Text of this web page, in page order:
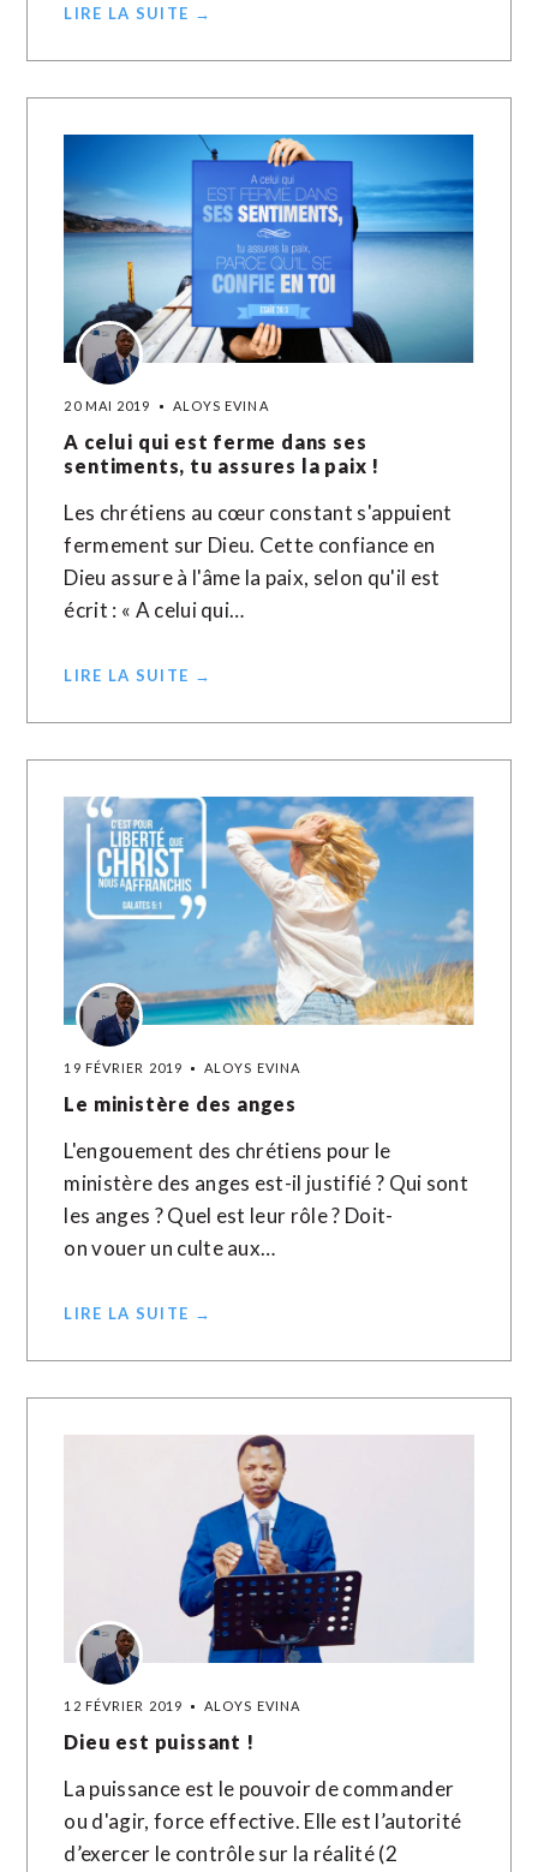
LIRE LA SUITE →
20 MAI 2019 ALOYS EVINA
A celui qui est ferme dans ses
sentiments, tu assures la paix !
Les chrétiens au cœur constant s'appuient
fermement sur Dieu. Cette confiance en
Dieu assure à l'âme la paix, selon qu'il est
écrit : « A celui qui…
LIRE LA SUITE →
19 FÉVRIER 2019 ALOYS EVINA
Le ministère des anges
L'engouement des chrétiens pour le
ministère des anges est-il justifié ? Qui sont
les anges ? Quel est leur rôle ? Doit-
on vouer un culte aux…
LIRE LA SUITE →
12 FÉVRIER 2019 ALOYS EVINA
Dieu est puissant !
La puissance est le pouvoir de commander
ou d'agir, force effective. Elle est l’autorité
d’exercer le contrôle sur la réalité (2